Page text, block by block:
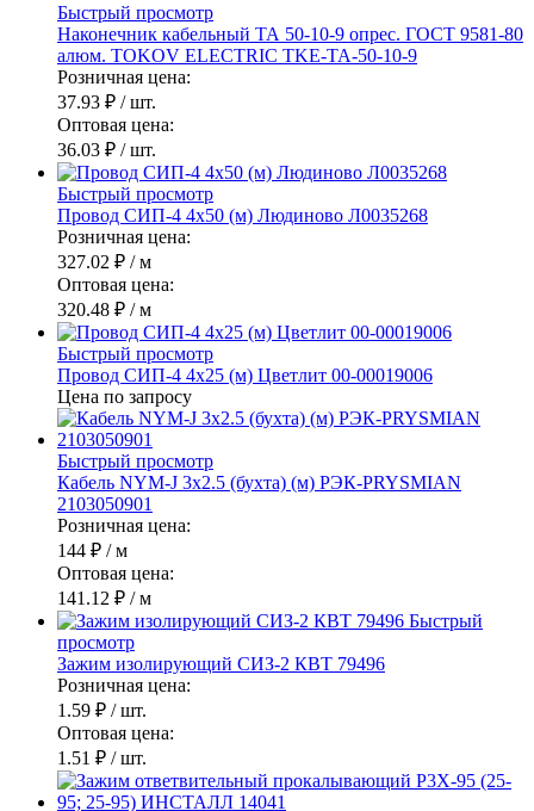
Быстрый просмотр
Наконечник кабельный ТА 50-10-9 опрес. ГОСТ 9581-80
алюм. TOKOV ELECTRIC TKE-TA-50-10-9
Розничная цена:
37.93 ₽ / шт.
Оптовая цена:
36.03 ₽ / шт.
Быстрый просмотр
Провод СИП-4 4х50 (м) Людиново Л0035268
Розничная цена:
327.02 ₽ / м
Оптовая цена:
320.48 ₽ / м
Быстрый просмотр
Провод СИП-4 4х25 (м) Цветлит 00-00019006
Цена по запросу
Быстрый просмотр
Кабель NYM-J 3х2.5 (бухта) (м) РЭК-PRYSMIAN
2103050901
Розничная цена:
144 ₽ / м
Оптовая цена:
141.12 ₽ / м
Быстрый
просмотр
Зажим изолирующий СИЗ-2 КВТ 79496
Розничная цена:
1.59 ₽ / шт.
Оптовая цена:
1.51 ₽ / шт.